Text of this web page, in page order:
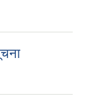
सूचना
सूचना